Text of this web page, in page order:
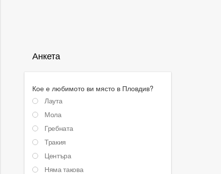
Анкета
Кое е любимото ви място в Пловдив?
Лаута
Мола
Гребната
Тракия
Центъра
Няма такова